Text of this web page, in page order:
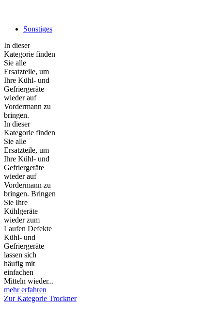
Sonstiges
In dieser
Kategorie finden
Sie alle
Ersatzteile, um
Ihre Kühl- und
Gefriergeräte
wieder auf
Vordermann zu
bringen.
In dieser
Kategorie finden
Sie alle
Ersatzteile, um
Ihre Kühl- und
Gefriergeräte
wieder auf
Vordermann zu
bringen. Bringen
Sie Ihre
Kühlgeräte
wieder zum
Laufen Defekte
Kühl- und
Gefriergeräte
lassen sich
häufig mit
einfachen
Mitteln wieder...
mehr erfahren
Zur Kategorie Trockner